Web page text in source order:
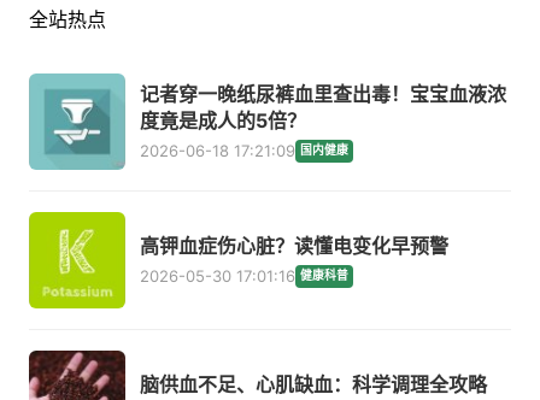
全站热点
记者穿一晚纸尿裤血里查出毒！宝宝血液浓
度竟是成人的5倍？
2026-06-18 17:21:09 国内健康
高钾血症伤心脏？读懂电变化早预警
2026-05-30 17:01:16 健康科普
脑供血不足、心肌缺血：科学调理全攻略